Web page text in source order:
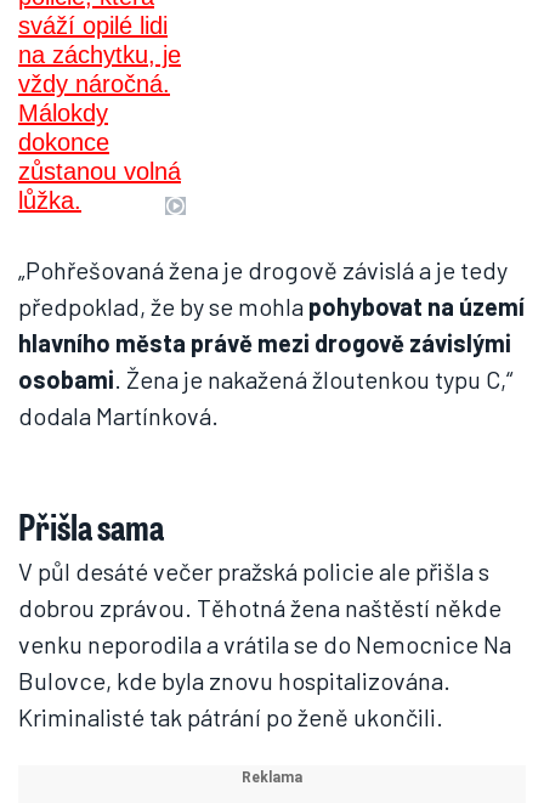
„Pohřešovaná žena je drogově závislá a je tedy
předpoklad, že by se mohla pohybovat na území
hlavního města právě mezi drogově závislými
osobami. Žena je nakažená žloutenkou typu C,“
dodala Martínková.
Přišla sama
V půl desáté večer pražská policie ale přišla s
dobrou zprávou. Těhotná žena naštěstí někde
venku neporodila a vrátila se do Nemocnice Na
Bulovce, kde byla znovu hospitalizována.
Kriminalisté tak pátrání po ženě ukončili.